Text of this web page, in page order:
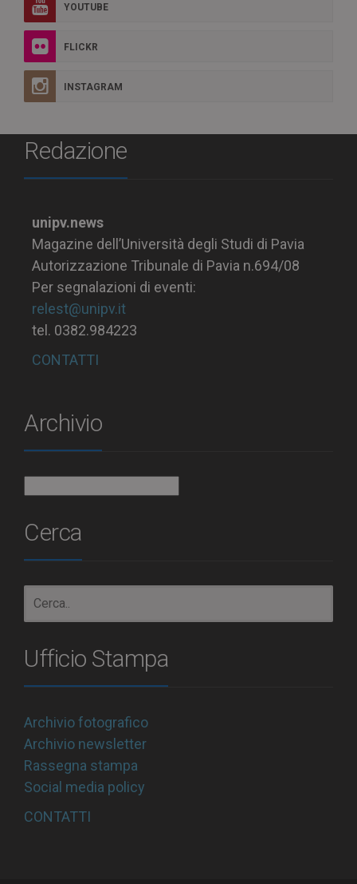
YOUTUBE
FLICKR
INSTAGRAM
Redazione
unipv.news
Magazine dell’Università degli Studi di Pavia
Autorizzazione Tribunale di Pavia n.694/08
Per segnalazioni di eventi:
relest@unipv.it
tel. 0382.984223
CONTATTI
Archivio
Cerca
Ufficio Stampa
Archivio fotografico
Archivio newsletter
Rassegna stampa
Social media policy
CONTATTI